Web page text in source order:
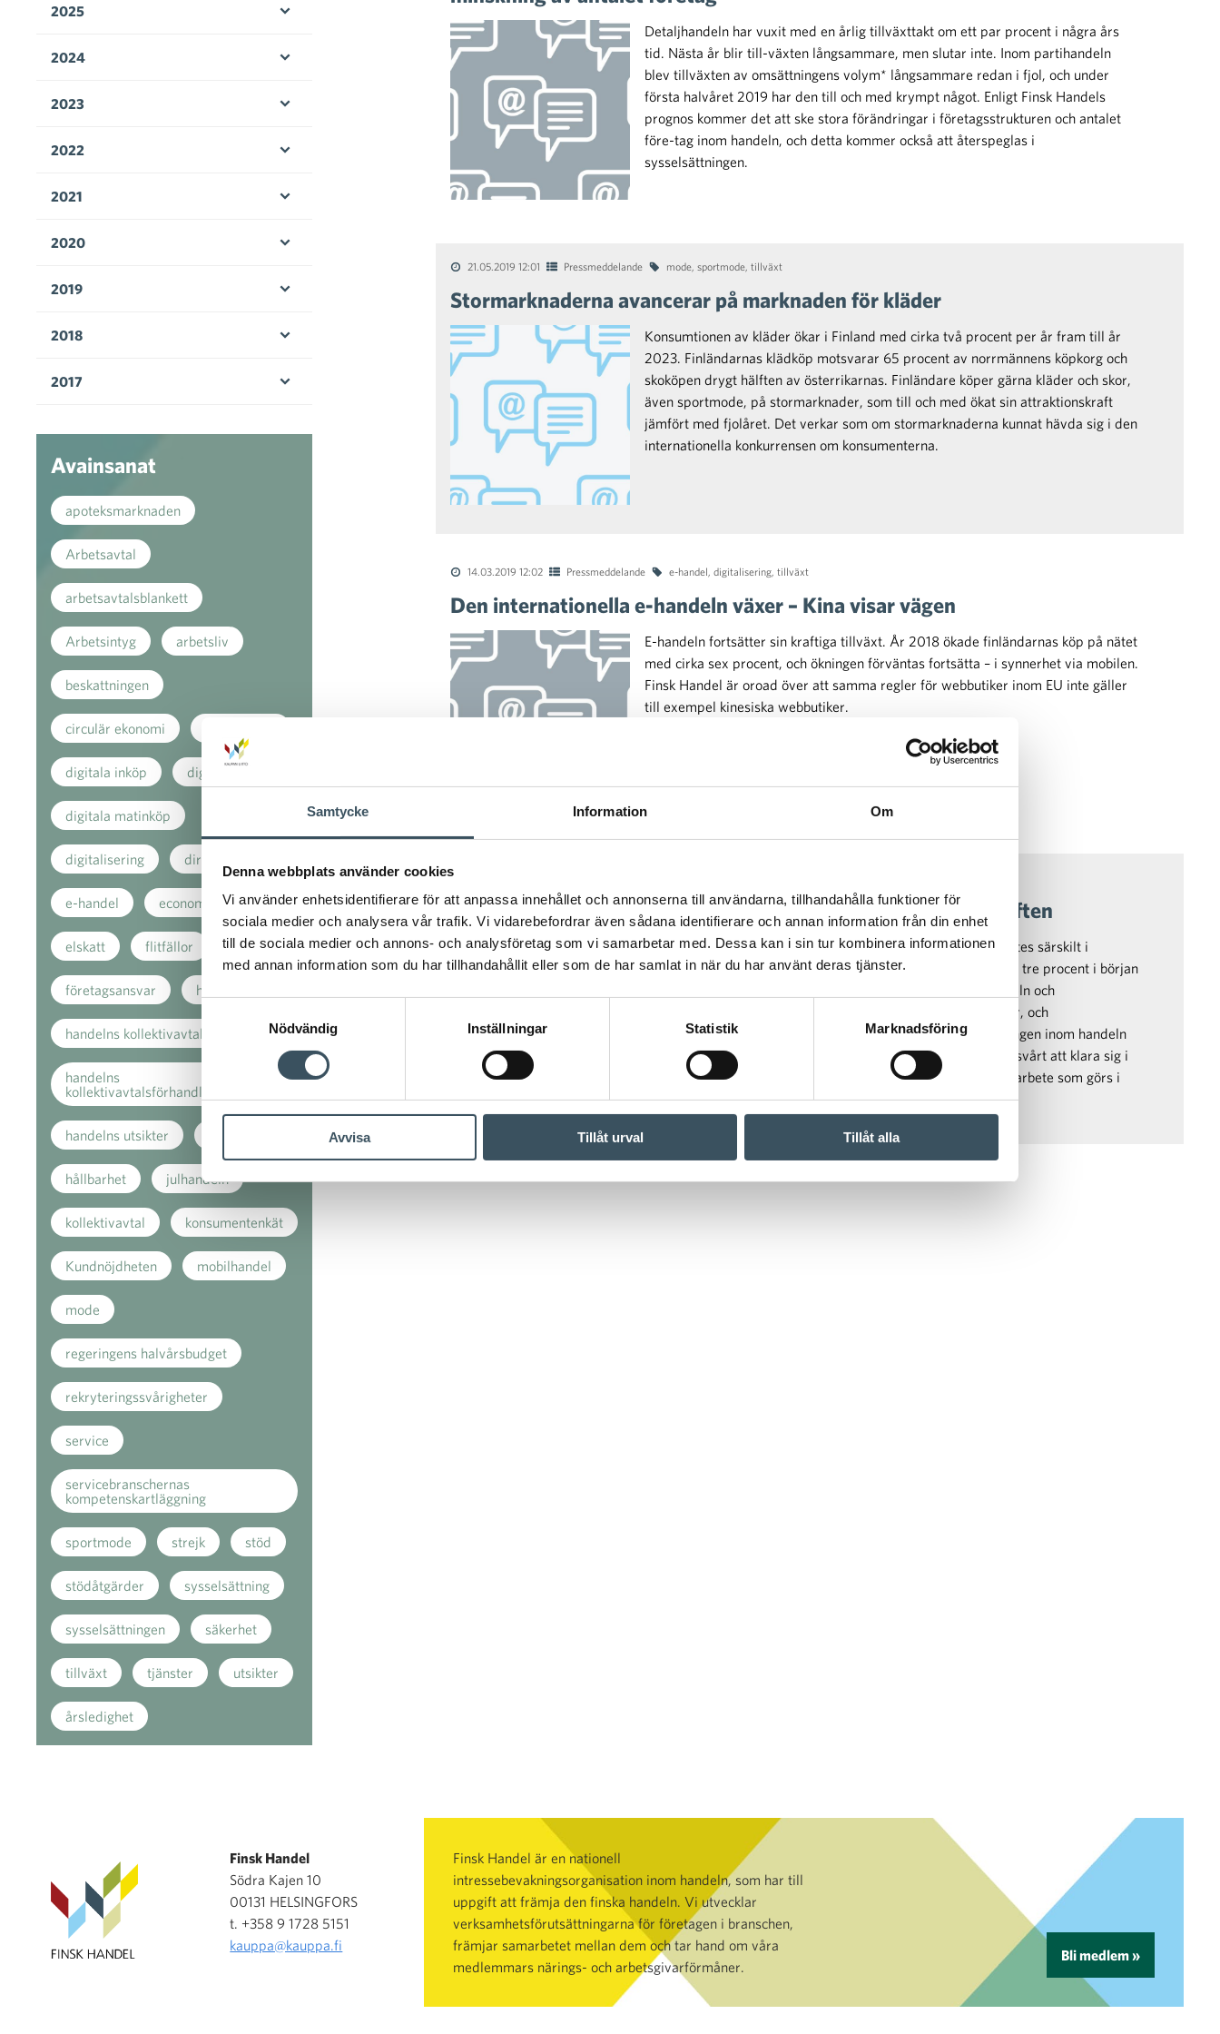
Samtycke Information Om
Denna webbplats använder cookies
Vi använder enhetsidentifierare för att anpassa innehållet och annonserna till användarna, tillhandahålla funktioner för
sociala medier och analysera vår trafik. Vi vidarebefordrar även sådana identifierare och annan information från din enhet
till de sociala medier och annons- och analysföretag som vi samarbetar med. Dessa kan i sin tur kombinera informationen
med annan information som du har tillhandahållit eller som de har samlat in när du har använt deras tjänster.
Samtyckesval
Nödvändig
Inställningar Statistik Marknadsföring
Avvisa Tillåt urval Tillåt alla
Detaljhandeln har vuxit med en årlig tillväxttakt om ett par procent i några års
tid. Nästa år blir till-växten långsammare, men slutar inte. Inom partihandeln
blev tillväxten av omsättningens volym* långsammare redan i fjol, och under
första halvåret 2019 har den till och med krympt något. Enligt Finsk Handels
prognos kommer det att ske stora förändringar i företagsstrukturen och antalet
före-tag inom handeln, och detta kommer också att återspeglas i
sysselsättningen.
21.05.2019 12:01 Pressmeddelande mode, sportmode, tillväxt
Stormarknaderna avancerar på marknaden för kläder
Konsumtionen av kläder ökar i Finland med cirka två procent per år fram till år
2023. Finländarnas klädköp motsvarar 65 procent av norrmännens köpkorg och
skoköpen drygt hälften av österrikarnas. Finländare köper gärna kläder och skor,
även sportmode, på stormarknader, som till och med ökat sin attraktionskraft
jämfört med fjolåret. Det verkar som om stormarknaderna kunnat hävda sig i den
internationella konkurrensen om konsumenterna.
14.03.2019 12:02 Pressmeddelande e-handel, digitalisering, tillväxt
Den internationella e-handeln växer – Kina visar vägen
E-handeln fortsätter sin kraftiga tillväxt. År 2018 ökade finländarnas köp på nätet
med cirka sex procent, och ökningen förväntas fortsätta – i synnerhet via mobilen.
Finsk Handel är oroad över att samma regler för webbutiker inom EU inte gäller
till exempel kinesiska webbutiker.
Handelns tillväxt avtar – beskattningen tär på konkurrenskraften
I början av sommaren 2018 tog handeln en vändning som syntes särskilt i
varuhushandelns och partihandelns omsättning*: tillväxten på tre procent i början
av året började minska. Tillväxten avtog även inom fackhandeln och
dagligvaruhandeln. Tillväxten fortsätter att avta ännu nästa år, och
sysselsättningen går tillbaka till att minska. Den stora utmaningen inom handeln
är den kostnadsbörda som uppstår i Finland och som gör det svårt att klara sig i
internationell konkurrens. Momsen påverkar uttryckligen det arbete som görs i
Finland.
2025
2024
2023
2022
2021
2020
2019
2018
2017
Avainsanat
apoteksmarknaden
Arbetsavtal
arbetsavtalsblankett
Arbetsintyg arbetsliv
beskattningen
circulär ekonomi
digitala inköp digitala köp
digitala matinköp
digitalisering direkt stöd
e-handel economi
elskatt flitfällor
företagsansvar handeln
handelns kollektivavtal
handelns
kollektivavtalsförhandlingar
handelns utsikter
hållbarhet julhandeln
kollektivavtal konsumentenkät
Kundnöjdheten mobilhandel
mode
regeringens halvårsbudget
rekryteringssvårigheter
service
servicebranschernas
kompetenskartläggning
sportmode strejk stöd
stödåtgärder sysselsättning
sysselsättningen säkerhet
tillväxt tjänster utsikter
årsledighet
Finsk Handel
Södra Kajen 10
00131 HELSINGFORS
t. +358 9 1728 5151
kauppa@kauppa.fi
Finsk Handel är en nationell
intressebevakningsorganisation inom handeln, som har till
uppgift att främja den finska handeln. Vi utvecklar
verksamhetsförutsättningarna för företagen i branschen,
främjar samarbetet mellan dem och tar hand om våra
medlemmars närings- och arbetsgivarförmåner.
Bli medlem »